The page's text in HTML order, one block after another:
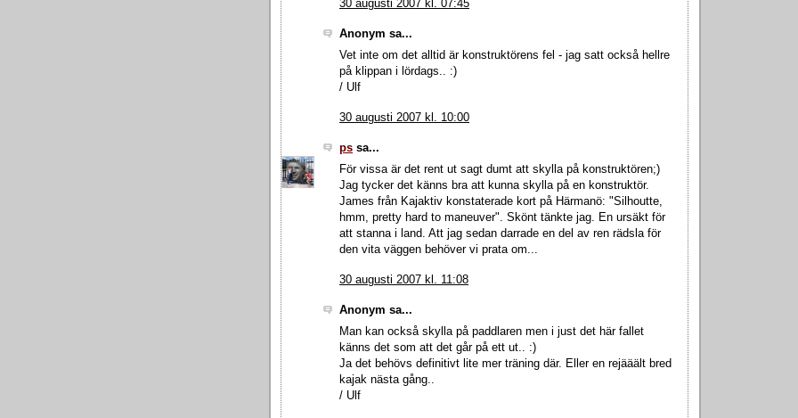
30 augusti 2007 kl. 07:45
Anonym sa...
Vet inte om det alltid är konstruktörens fel - jag satt också hellre
på klippan i lördags.. :)
/ Ulf
30 augusti 2007 kl. 10:00
ps sa...
För vissa är det rent ut sagt dumt att skylla på konstruktören;)
Jag tycker det känns bra att kunna skylla på en konstruktör.
James från Kajaktiv konstaterade kort på Härmanö: "Silhoutte,
hmm, pretty hard to maneuver". Skönt tänkte jag. En ursäkt för
att stanna i land. Att jag sedan darrade en del av ren rädsla för
den vita väggen behöver vi prata om...
30 augusti 2007 kl. 11:08
Anonym sa...
Man kan också skylla på paddlaren men i just det här fallet
känns det som att det går på ett ut.. :)
Ja det behövs definitivt lite mer träning där. Eller en rejääält bred
kajak nästa gång..
/ Ulf